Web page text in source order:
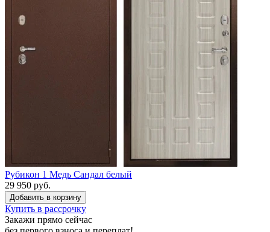
Рубикон 1 Медь Сандал белый
29 950 руб.
Купить в рассрочку
Закажи прямо сейчас